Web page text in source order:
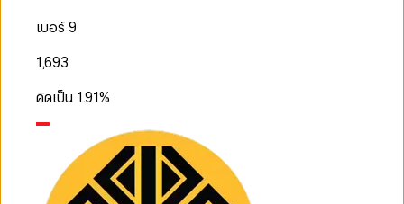
เบอร์ 9
1,693
คิดเป็น 1.91%